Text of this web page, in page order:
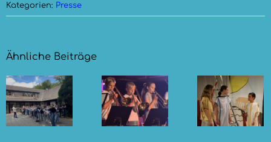
Kategorien: Presse
Ähnliche Beiträge
Sommerkonzert
der
Götter,
Mythen
und